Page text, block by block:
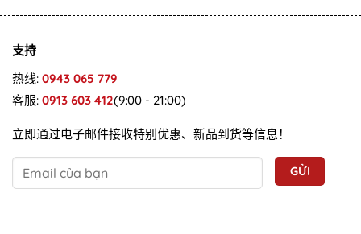
支持
热线: 0943 065 779
客服: 0913 603 412(9:00 - 21:00)
立即通过电子邮件接收特别优惠、新品到货等信息！